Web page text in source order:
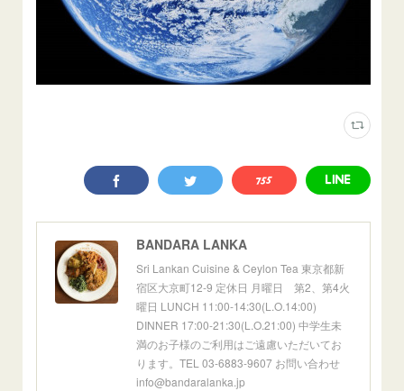
BANDARA LANKA
Sri Lankan Cuisine & Ceylon Tea 東京都新
宿区大京町12-9 定休日 月曜日 第2、第4火
曜日 LUNCH 11:00-14:30(L.O.14:00)
DINNER 17:00-21:30(L.O.21:00) 中学生未
満のお子様のご利用はご遠慮いただいてお
ります。TEL 03-6883-9607 お問い合わせ
info@bandaralanka.jp